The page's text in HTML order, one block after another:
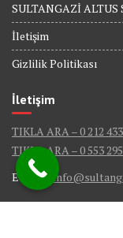
SULTANGAZİ ALTUS
İletişim
Gizlilik Politikası
İletişim
TIKLA ARA – 0 212
TIKLA ARA – 0 553
E-Mail :